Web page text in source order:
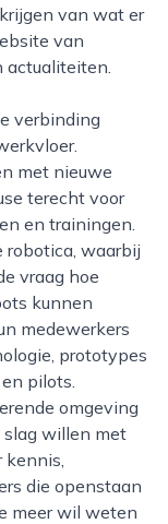
van wat er
van
actualiteiten.
met nieuwe
terecht voor
en trainingen.
robotica, waarbij
vraag hoe
kunnen
medewerkers
prototypes
pilots.
omgeving
slag willen met
kennis,
die openstaan
meer wil weten